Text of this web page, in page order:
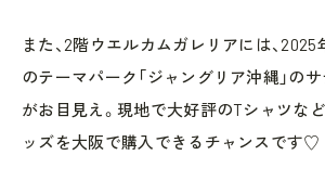
また、2階ウエルカムガレリアには、
のテーマパーク「ジャングリア沖縄」の
がお目見え。現地で大好評のTシャツな
ッズを大阪で購入できるチャンスです♡